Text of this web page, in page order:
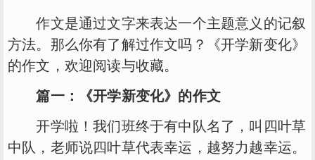
作文是通过文字来表达一个主题意义的记叙
方法。那么你有了解过作文吗？《开学新变化》
的作文，欢迎阅读与收藏。
篇一：《开学新变化》的作文
开学啦！我们班终于有中队名了，叫四叶草
中队，老师说四叶草代表幸运，越努力越幸运。